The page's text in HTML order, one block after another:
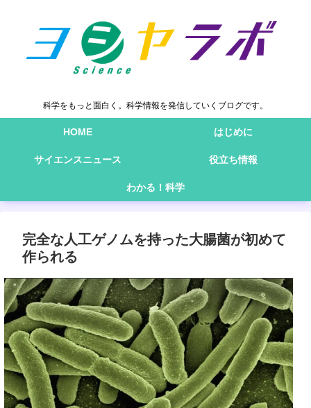
科学をもっと面白く。科学情報を発信していくブログです。
HOME はじめに
サイエンスニュース 役立ち情報
わかる！科学
完全な人工ゲノムを持った大腸菌が初めて
作られる